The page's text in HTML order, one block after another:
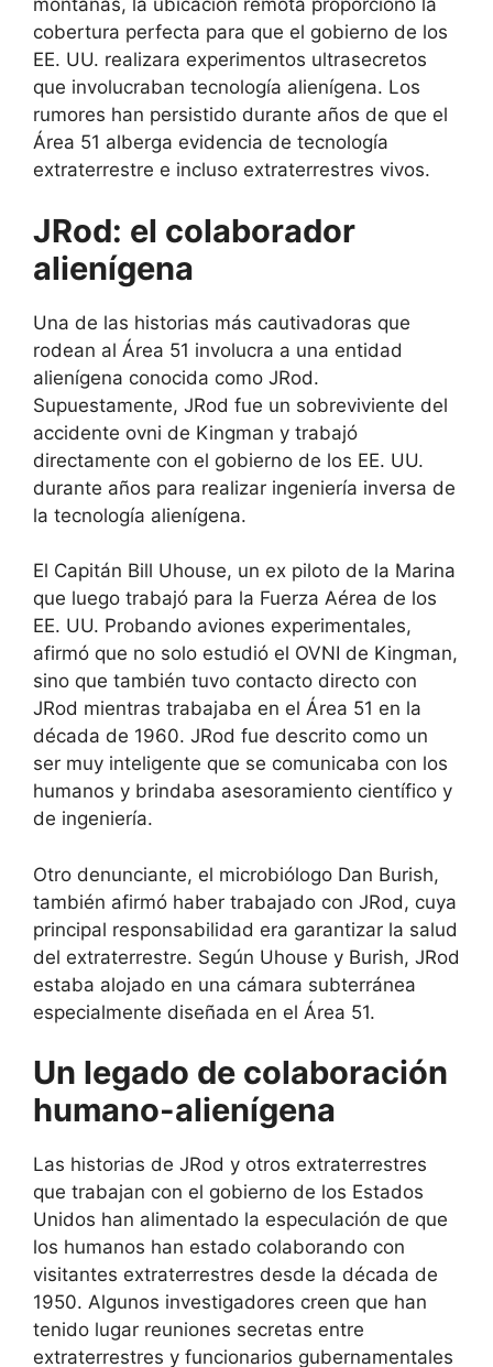
montañas, la ubicación remota proporcionó la
cobertura perfecta para que el gobierno de los
EE. UU. realizara experimentos ultrasecretos
que involucraban tecnología alienígena. Los
rumores han persistido durante años de que el
Área 51 alberga evidencia de tecnología
extraterrestre e incluso extraterrestres vivos.
JRod: el colaborador
alienígena
Una de las historias más cautivadoras que
rodean al Área 51 involucra a una entidad
alienígena conocida como JRod.
Supuestamente, JRod fue un sobreviviente del
accidente ovni de Kingman y trabajó
directamente con el gobierno de los EE. UU.
durante años para realizar ingeniería inversa de
la tecnología alienígena.
El Capitán Bill Uhouse, un ex piloto de la Marina
que luego trabajó para la Fuerza Aérea de los
EE. UU. Probando aviones experimentales,
afirmó que no solo estudió el OVNI de Kingman,
sino que también tuvo contacto directo con
JRod mientras trabajaba en el Área 51 en la
década de 1960. JRod fue descrito como un
ser muy inteligente que se comunicaba con los
humanos y brindaba asesoramiento científico y
de ingeniería.
Otro denunciante, el microbiólogo Dan Burish,
también afirmó haber trabajado con JRod, cuya
principal responsabilidad era garantizar la salud
del extraterrestre. Según Uhouse y Burish, JRod
estaba alojado en una cámara subterránea
especialmente diseñada en el Área 51.
Un legado de colaboración
humano-alienígena
Las historias de JRod y otros extraterrestres
que trabajan con el gobierno de los Estados
Unidos han alimentado la especulación de que
los humanos han estado colaborando con
visitantes extraterrestres desde la década de
1950. Algunos investigadores creen que han
tenido lugar reuniones secretas entre
extraterrestres y funcionarios gubernamentales